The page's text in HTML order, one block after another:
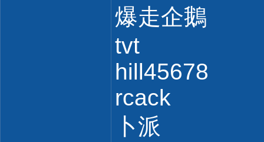
爆走企鵝
tvt
hill45678
rcack
卜派